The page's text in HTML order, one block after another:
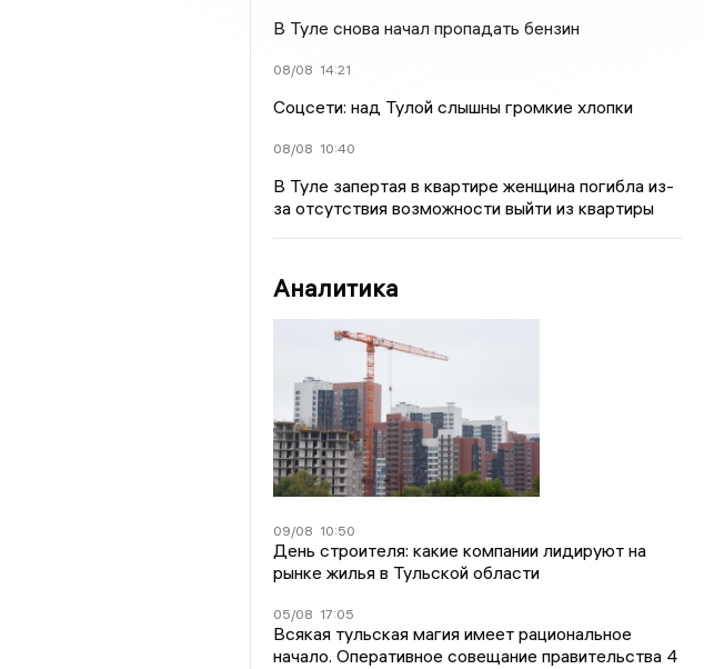
В Туле снова начал пропадать бензин
08/08 14:21
Соцсети: над Тулой слышны громкие хлопки
08/08 10:40
В Туле запертая в квартире женщина погибла из-
за отсутствия возможности выйти из квартиры
Аналитика
09/08 10:50
День строителя: какие компании лидируют на
рынке жилья в Тульской области
05/08 17:05
Всякая тульская магия имеет рациональное
начало. Оперативное совещание правительства 4